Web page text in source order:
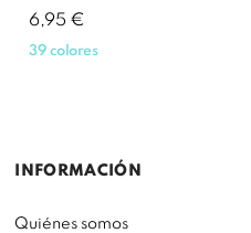
Precio
6,95 €
39 colores
INFORMACIÓN
Quiénes somos